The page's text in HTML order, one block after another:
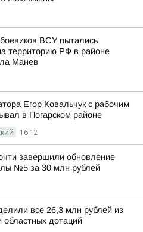
боевиков ВСУ пытались
территорию РФ в районе
Манев
Егор Ковальчук с рабочим
в Погарском районе
16:12
завершили обновление
№5 за 30 млн рублей
все 26,3 млн рублей из
областных дотаций